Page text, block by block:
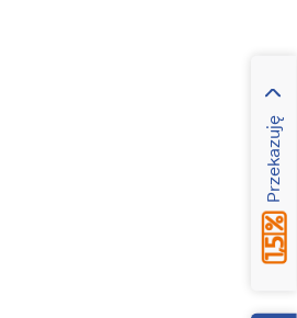
Przekazuję